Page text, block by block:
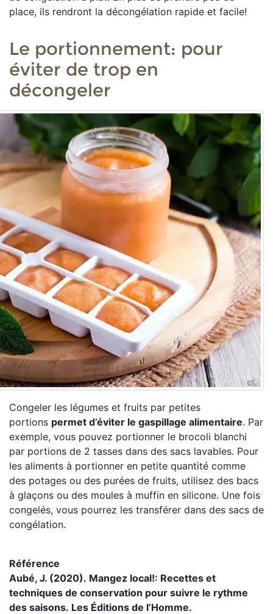
place, ils rendront la décongélation rapide et facile!
Le portionnement: pour
éviter de trop en
décongeler
Congeler les légumes et fruits par petites
portions permet d’éviter le gaspillage alimentaire. Par
exemple, vous pouvez portionner le brocoli blanchi
par portions de 2 tasses dans des sacs lavables. Pour
les aliments à portionner en petite quantité comme
des potages ou des purées de fruits, utilisez des bacs
à glaçons ou des moules à muffin en silicone. Une fois
congelés, vous pourrez les transférer dans des sacs de
congélation.
Référence
Aubé, J. (2020). Mangez local!: Recettes et
techniques de conservation pour suivre le rythme
des saisons. Les Éditions de l’Homme.